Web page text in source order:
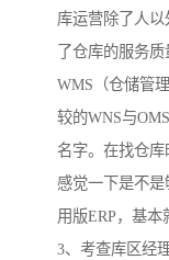
库运营除了人
了仓库的服务
WMS（仓储管
较的WNS与
名字。在找仓库
感觉一下是不
用版ERP，基本
3、考查库区经